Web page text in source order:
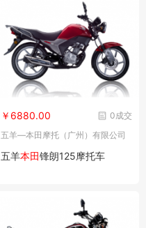
0成交
￥6880.00
五羊—本田摩托（广州）有限公司
五羊本田锋朗125摩托车